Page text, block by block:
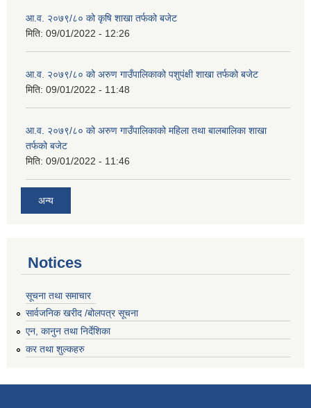
आ.व. २०७९/८० को कृषि शाखा तर्फको बजेट
मिति: 09/01/2022 - 12:26
आ.व. २०७९/८० को अरुण गाउँपालिकाको पशुपंक्षी शाखा तर्फको बजेट
मिति: 09/01/2022 - 11:48
आ.व. २०७९/८० को अरुण गाउँपालिकाको महिला तथा बालबालिका शाखा
तर्फको बजेट
मिति: 09/01/2022 - 11:46
अन्य
Notices
सूचना तथा समाचार
सार्वजनिक खरीद /बोलपत्र सूचना
एन, कानुन तथा निर्देशिका
कर तथा शुल्कहरु